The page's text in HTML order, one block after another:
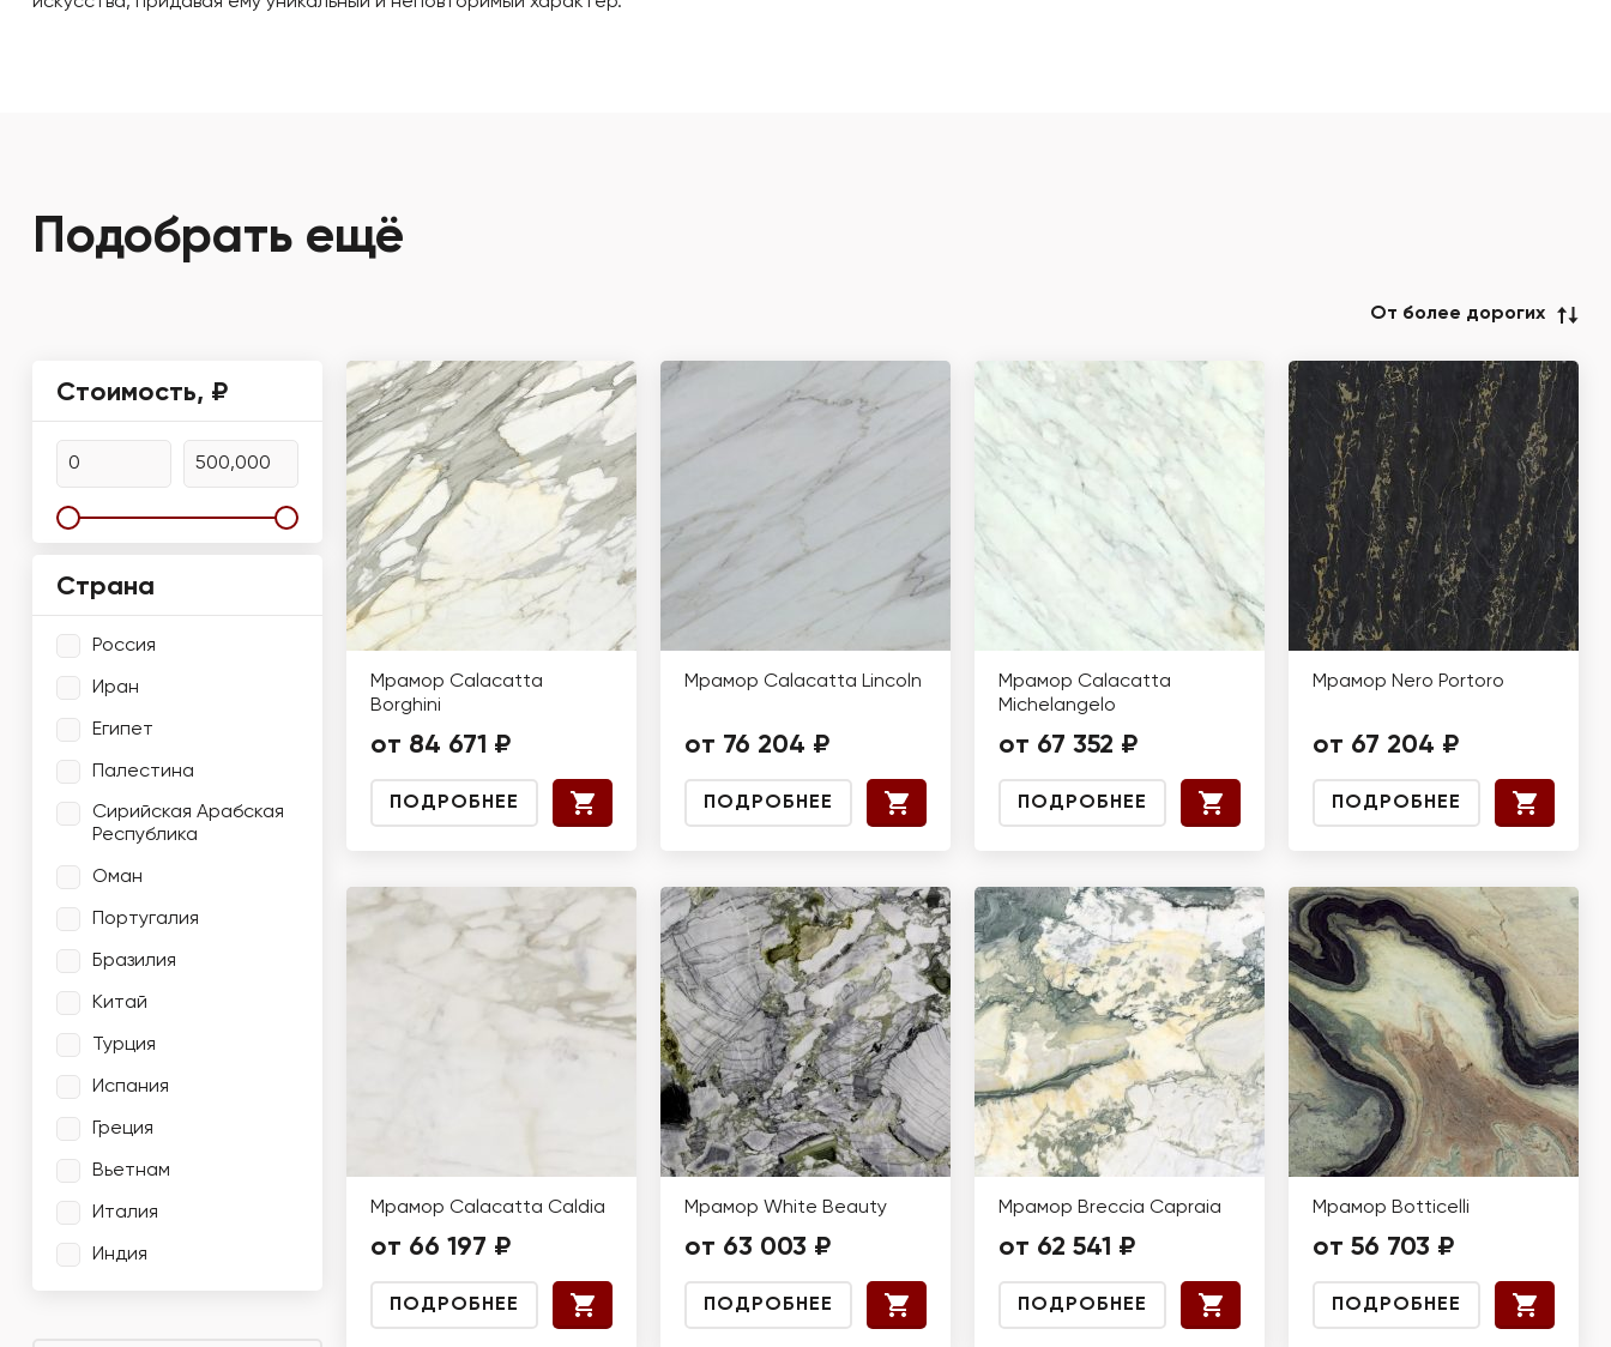
Подобрать ещё
От более дорогих
Мрамор Calacatta
Borghini
от 84 671 ₽
ПОДРОБНЕЕ
Мрамор Calacatta Lincoln
от 76 204 ₽
ПОДРОБНЕЕ
Мрамор Calacatta
Michelangelo
от 67 352 ₽
ПОДРОБНЕЕ
Мрамор Nero Portoro
от 67 204 ₽
ПОДРОБНЕЕ
Мрамор Calacatta Caldia
от 66 197 ₽
ПОДРОБНЕЕ
Мрамор White Beauty
от 63 003 ₽
ПОДРОБНЕЕ
Мрамор Breccia Capraia
от 62 541 ₽
ПОДРОБНЕЕ
Мрамор Botticelli
от 56 703 ₽
ПОДРОБНЕЕ
Стоимость, ₽
Страна
Россия
Иран
Египет
Палестина
Сирийская Арабская
Республика
Оман
Португалия
Бразилия
Китай
Турция
Испания
Греция
Вьетнам
Италия
Индия